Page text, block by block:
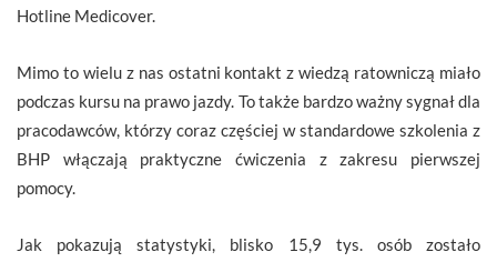
Hotline Medicover.
Mimo to wielu z nas ostatni kontakt z wiedzą ratowniczą miało
podczas kursu na prawo jazdy. To także bardzo ważny sygnał dla
pracodawców, którzy coraz częściej w standardowe szkolenia z
BHP włączają praktyczne ćwiczenia z zakresu pierwszej
pomocy.
Jak pokazują statystyki, blisko 15,9 tys. osób zostało